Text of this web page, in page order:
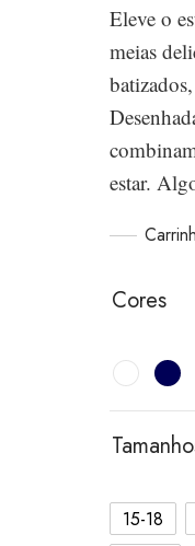
Eleve o
meias
estar.
Cores
15-18